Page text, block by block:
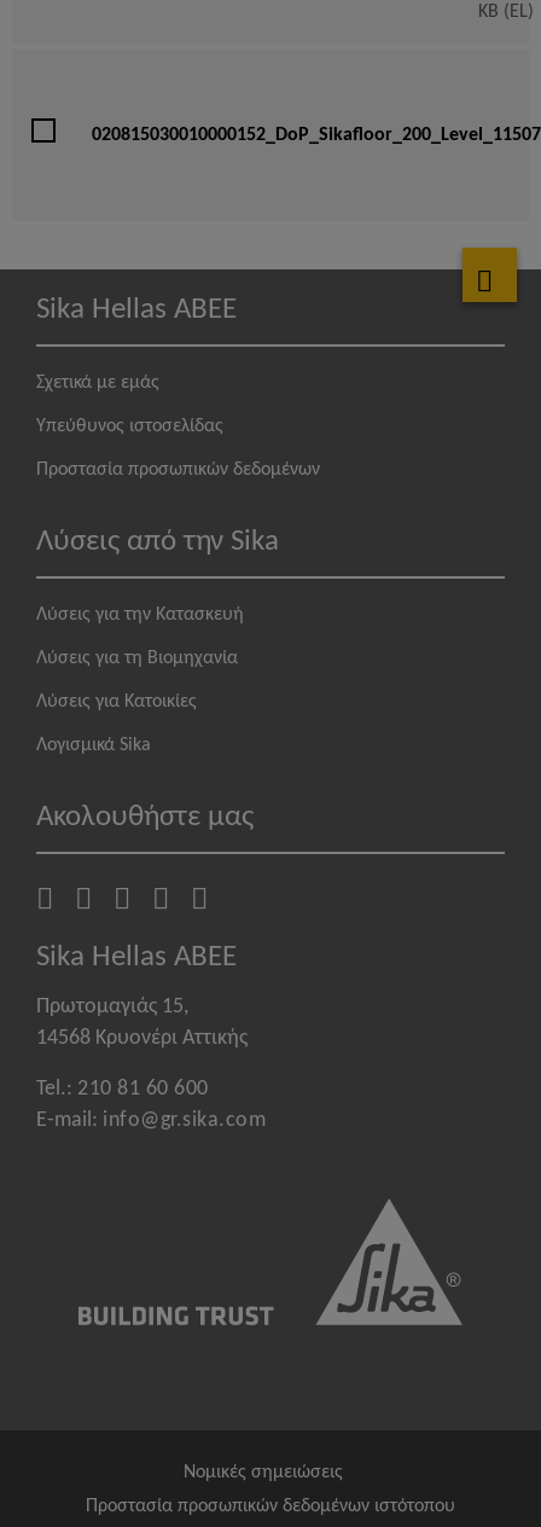
KB (EL)
Sika Hellas ABEE
Σχετικά με εμάς
Υπεύθυνος ιστοσελίδας
Προστασία προσωπικών δεδομένων
Λύσεις από την Sika
Λύσεις για την Κατασκευή
Λύσεις για τη Βιομηχανία
Λύσεις για Κατοικίες
Λογισμικά Sika
Ακολουθήστε μας
Sika Hellas ABEE
Πρωτομαγιάς 15,
14568 Κρυονέρι Αττικής
Tel.: 210 81 60 600
E-mail: info@gr.sika.com
Νομικές σημειώσεις
Προστασία προσωπικών δεδομένων ιστότοπου